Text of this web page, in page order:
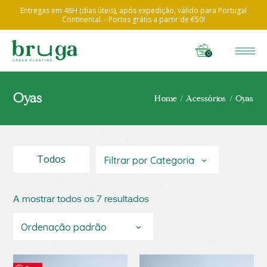
Entregas em 48H (dias úteis), após expedição, válido para Portugal
Continental. - Portes grátis a partir de €50!
0
Oyas Home Acessórios Oyas
Todos Filtrar por Categoria
A mostrar todos os 7 resultados
Ordenação padrão